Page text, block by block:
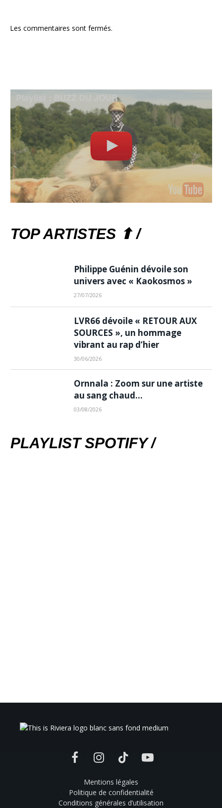
Les commentaires sont fermés.
TOP ARTISTES ⬆ /
Philippe Guénin dévoile son
univers avec « Kaokosmos »
27/07/2026
LVR66 dévoile « RETOUR AUX
SOURCES », un hommage
vibrant au rap d’hier
30/06/2026
Ornnala : Zoom sur une artiste
au sang chaud…
03/08/2026
PLAYLIST SPOTIFY /
FacebookInstagramTikTok YouTube
Mentions légales
Politique de confidentialité
Conditions générales d’utilisation